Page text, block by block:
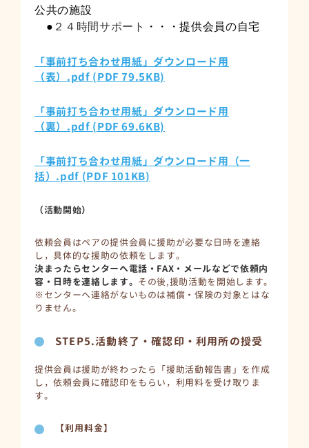
公共の施設
● ２４時間サポート ・・・提供会員の自宅
「事前打ち合わせ用紙」ダウンロード用
（表）.pdf (PDF 79.5KB)
「事前打ち合わせ用紙」ダウンロード用
（裏）.pdf (PDF 69.6KB)
「事前打ち合わせ用紙」ダウンロード用（一
括）.pdf (PDF 101KB)
（活動開始）
依頼会員はペアの提供会員に援助が必要な日時を連絡
し，具体的な援助の依頼をします。
決まったらセンターへ電話・FAX・メールなどで依頼内
容・日時を連絡します。 その後,援助活動を開始します。
※センターへ連絡がないものは補償・保険の対象とはな
りません。
STEP5.活動終了・確認印・利用所の授受
提供会員は援助が終わったら「援助活動報告書」を作成
し，依頼会員に確認印をもらい，利用料を受け取りま
す。
【利用料金】